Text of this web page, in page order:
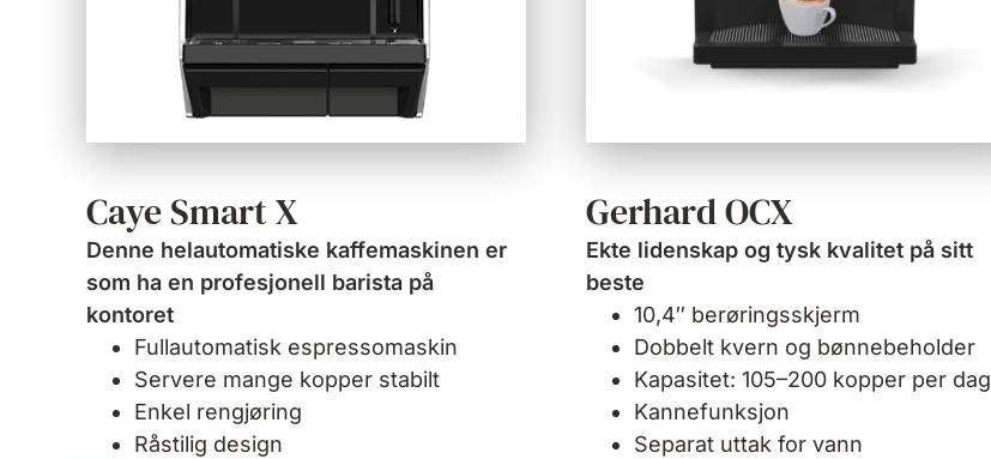
Caye Smart X
Denne helautomatiske kaffemaskinen er
som ha en profesjonell barista på
kontoret
Fullautomatisk espressomaskin
Servere mange kopper stabilt
Enkel rengjøring
Råstilig design
Gerhard OCX
Ekte lidenskap og tysk kvalitet på sitt
beste
10,4″ berøringsskjerm
Dobbelt kvern og bønnebeholder
Kapasitet: 105–200 kopper per dag
Kannefunksjon
Separat uttak for vann